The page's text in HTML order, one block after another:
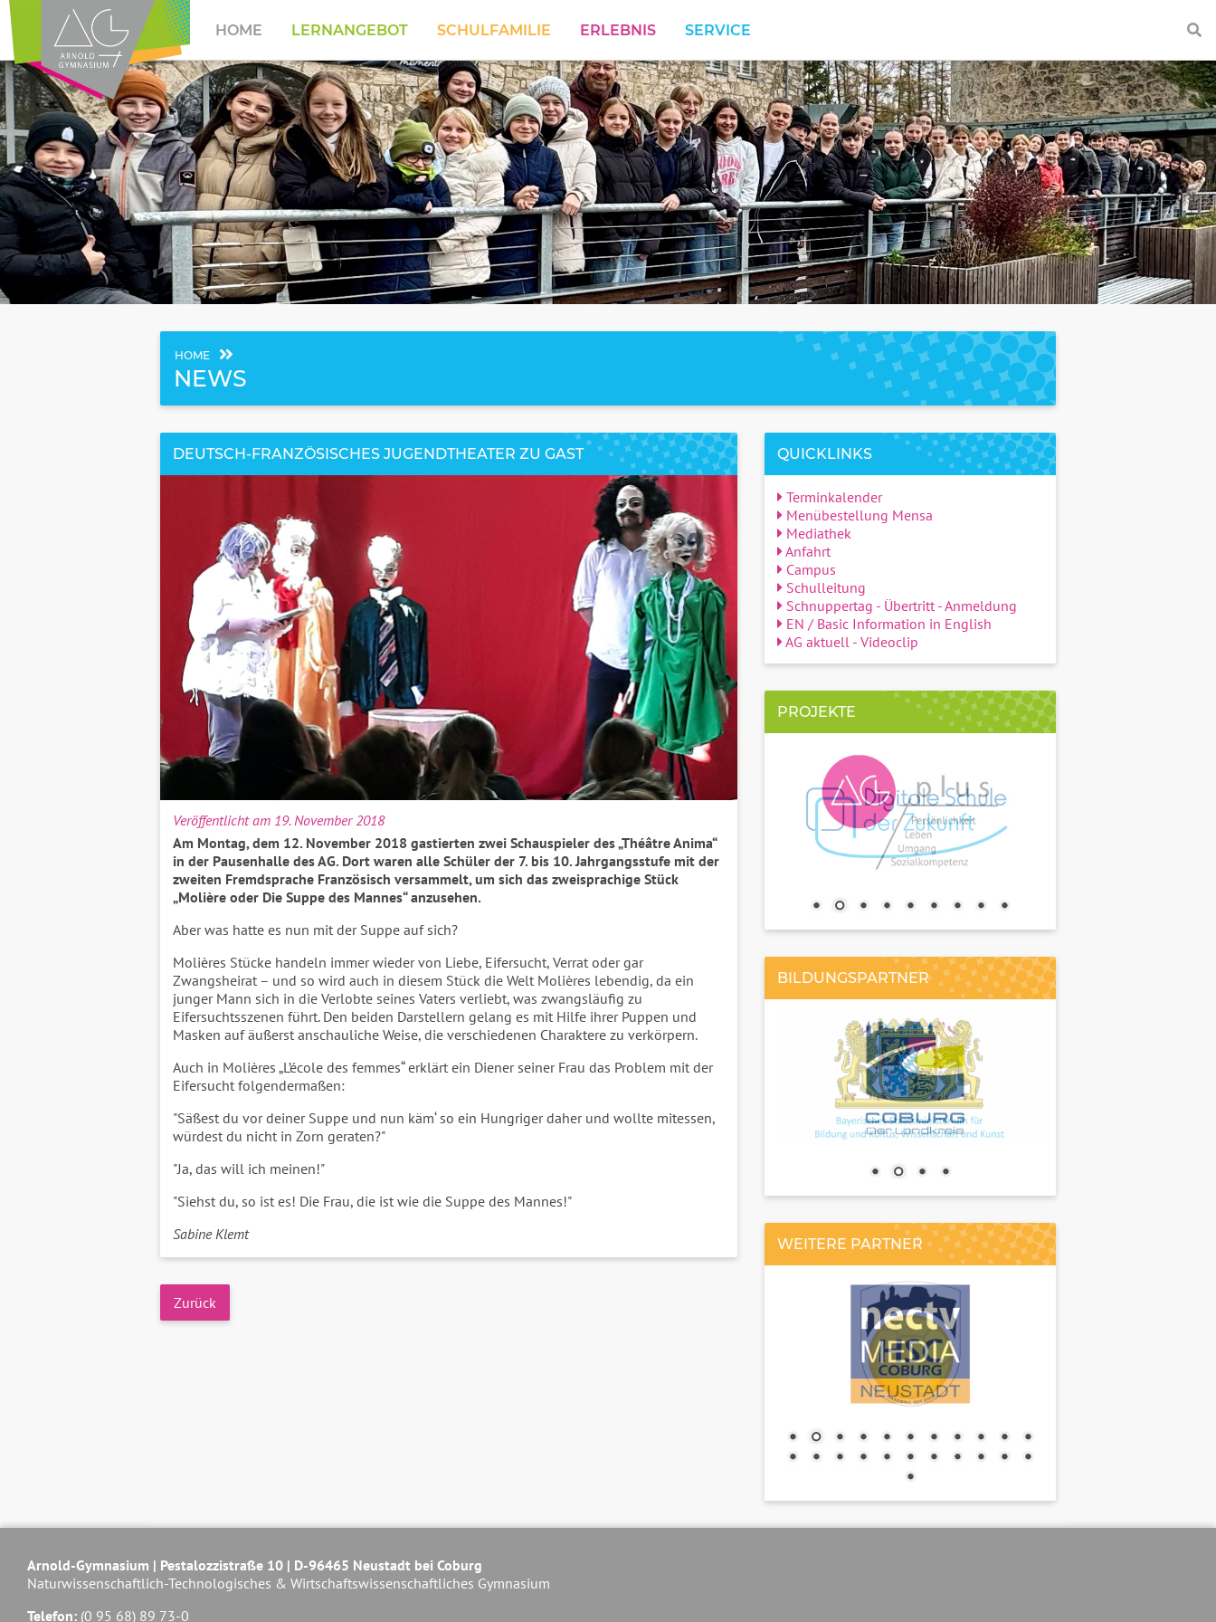
HOME LERNANGEBOT SCHULFAMILIE ERLEBNIS SERVICE
HOME
NEWS
DEUTSCH-FRANZÖSISCHES JUGENDTHEATER ZU GAST
Veröffentlicht am 19. November 2018
Am Montag, dem 12. November 2018 gastierten zwei Schauspieler des „Théâtre Anima“
in der Pausenhalle des AG. Dort waren alle Schüler der 7. bis 10. Jahrgangsstufe mit der
zweiten Fremdsprache Französisch versammelt, um sich das zweisprachige Stück
„Molière oder Die Suppe des Mannes“ anzusehen.
Aber was hatte es nun mit der Suppe auf sich?
Molières Stücke handeln immer wieder von Liebe, Eifersucht, Verrat oder gar
Zwangsheirat – und so wird auch in diesem Stück die Welt Molières lebendig, da ein
junger Mann sich in die Verlobte seines Vaters verliebt, was zwangsläufig zu
Eifersuchtsszenen führt. Den beiden Darstellern gelang es mit Hilfe ihrer Puppen und
Masken auf äußerst anschauliche Weise, die verschiedenen Charaktere zu verkörpern.
Auch in Molières „L’école des femmes“ erklärt ein Diener seiner Frau das Problem mit der
Eifersucht folgendermaßen:
"Säßest du vor deiner Suppe und nun käm‘ so ein Hungriger daher und wollte mitessen,
würdest du nicht in Zorn geraten?"
"Ja, das will ich meinen!"
"Siehst du, so ist es! Die Frau, die ist wie die Suppe des Mannes!"
Sabine Klemt
Zurück
QUICKLINKS
Terminkalender
Menübestellung Mensa
Mediathek
Anfahrt
Campus
Schulleitung
Schnuppertag - Übertritt - Anmeldung
EN / Basic Information in English
AG aktuell - Videoclip
PROJEKTE
BILDUNGSPARTNER
WEITERE PARTNER
Arnold-Gymnasium | Pestalozzistraße 10 | D-96465 Neustadt bei Coburg
Naturwissenschaftlich-Technologisches & Wirtschaftswissenschaftliches Gymnasium
Telefon: (0 95 68) 89 73-0